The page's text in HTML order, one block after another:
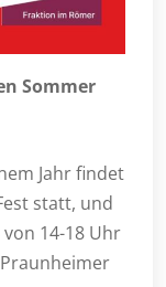
Sommer
Jahr findet
statt, und
14-18 Uhr